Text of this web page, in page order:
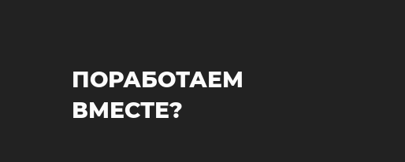
ПОРАБОТАЕМ
ВМЕСТЕ?